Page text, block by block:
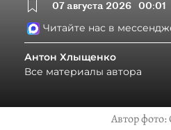
07 августа 2026 00:01
Читайте нас в
Антон Хлыщенко
Все материалы автора
Автор фото: